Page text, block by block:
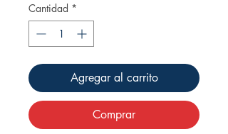
Cantidad *
Agregar al carrito
Comprar